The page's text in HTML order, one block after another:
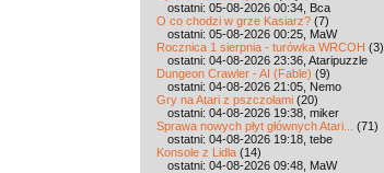
ostatni: 05-08-2026 00:34, Bca
O co chodzi w grze Kasiarz? (7)
ostatni: 05-08-2026 00:25, MaW
Rocznica 1 sierpnia - turówka WRCOH (3)
ostatni: 04-08-2026 23:36, Ataripuzzle
Dungeon Crawler - AI (Fable) (9)
ostatni: 04-08-2026 21:05, Nemo
Gry na Atari z pszczołami (20)
ostatni: 04-08-2026 19:38, miker
Sprawa nowych płyt głównych Atari...
(71)
ostatni: 04-08-2026 19:18, tebe
Konsole z Lidla (14)
ostatni: 04-08-2026 09:48, MaW